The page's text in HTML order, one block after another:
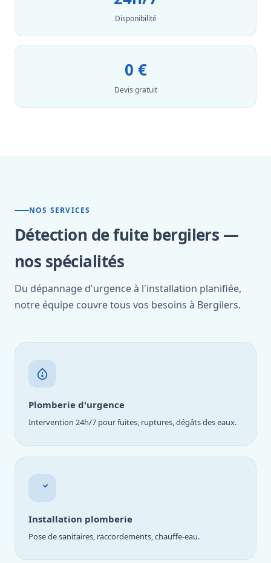
Disponibilité
0 €
Devis gratuit
NOS SERVICES
Détection de fuite bergilers —
nos spécialités
Du dépannage d'urgence à l'installation planifiée,
notre équipe couvre tous vos besoins à Bergilers.
Plomberie d'urgence
Intervention 24h/7 pour fuites, ruptures, dégâts des eaux.
Installation plomberie
Pose de sanitaires, raccordements, chauffe-eau.